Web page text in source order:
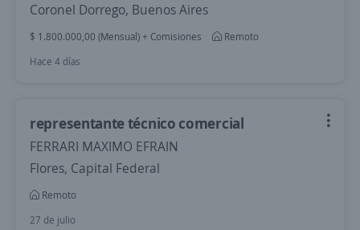
Coronel Dorrego, Buenos Aires
$ 1.800.000,00 (Mensual) + Comisiones
Remoto
Hace 4 días
representante técnico comercial
FERRARI MAXIMO EFRAIN
Flores, Capital Federal
Remoto
27 de julio